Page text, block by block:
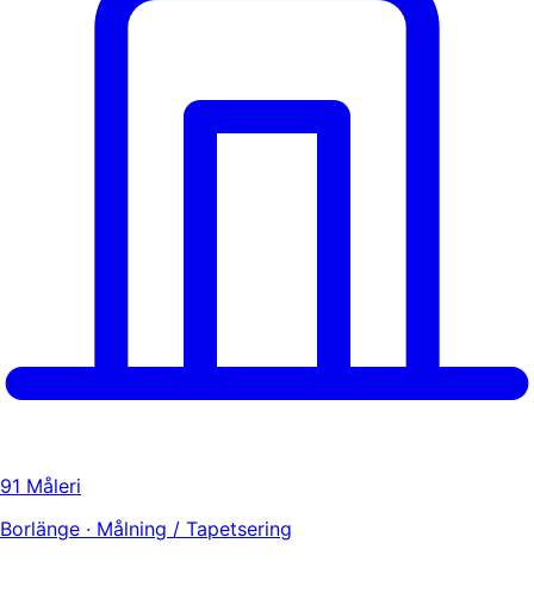
91 Måleri
Borlänge · Målning / Tapetsering